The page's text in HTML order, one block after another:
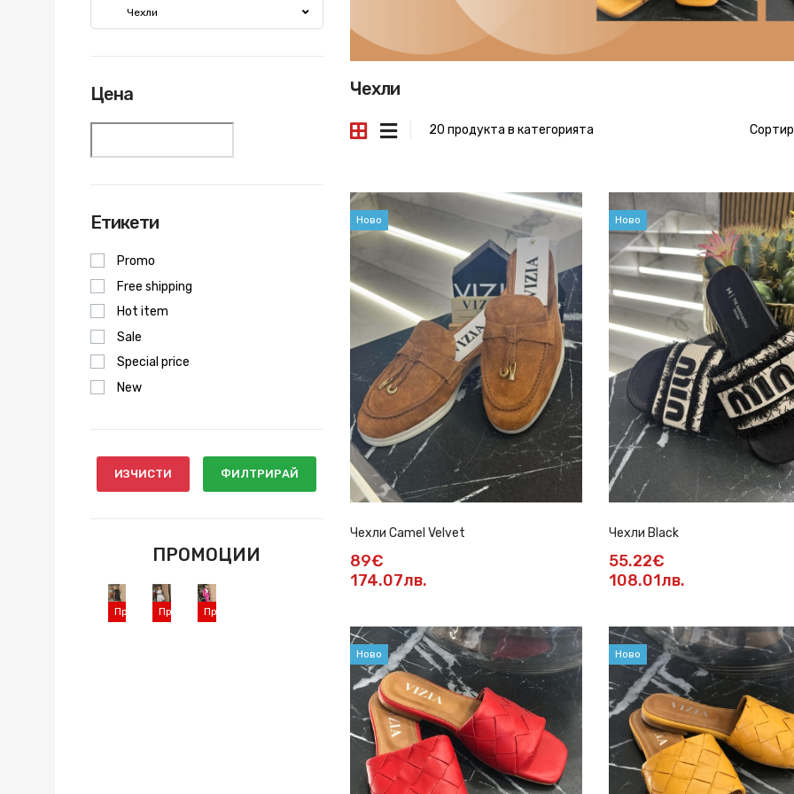
Чехли
20 продукта в категорията
Ново
Чехли Camel Velvet
89€
174.07лв.
Ново
Чехли Black
55.22€
108.01лв.
Ново Ново
Чехли
Цена
Етикети
Promo
Free shipping
Hot item
Sale
Special price
New
ИЗЧИСТИ ФИЛТРИРАЙ
ПРОМОЦИИ
ПромоцияПромоцияПромоция